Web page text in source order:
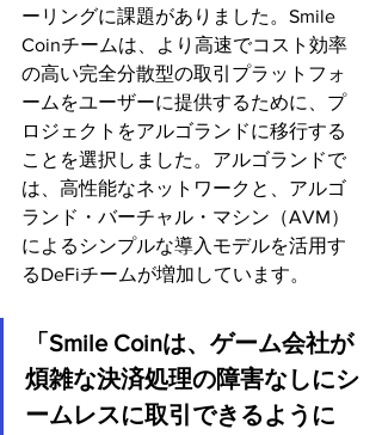
ーリングに課題がありました。Smile
Coinチームは、より高速でコスト効率
の高い完全分散型の取引プラットフォ
ームをユーザーに提供するために、プ
ロジェクトをアルゴランドに移行する
ことを選択しました。アルゴランドで
は、高性能なネットワークと、アルゴ
ランド・バーチャル・マシン（AVM）
によるシンプルな導入モデルを活用す
るDeFiチームが増加しています。
「Smile Coinは、ゲーム会社が
煩雑な決済処理の障害なしにシ
ームレスに取引できるように